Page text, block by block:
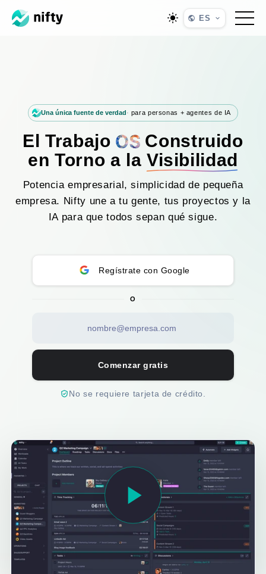
ES
Una única fuente de verdad para personas + agentes de IA
El Trabajo
Construido
en Torno a la Visibilidad
Potencia empresarial, simplicidad de pequeña
empresa. Nifty une a tu gente, tus proyectos y la
IA para que todos sepan qué sigue.
Comenzar gratis
O
Regístrate con Google
No se requiere tarjeta de crédito.